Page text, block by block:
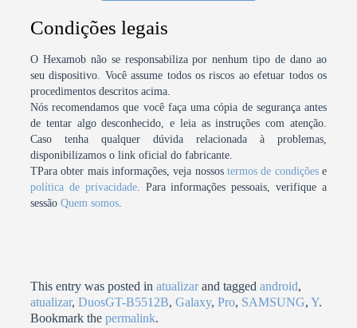
Condições legais
O Hexamob não se responsabiliza por nenhum tipo de dano ao
seu dispositivo. Você assume todos os riscos ao efetuar todos os
procedimentos descritos acima.
Nós recomendamos que você faça uma cópia de segurança antes
de tentar algo desconhecido, e leia as instruções com atenção.
Caso tenha qualquer dúvida relacionada à problemas,
disponibilizamos o link oficial do fabricante.
TPara obter mais informações, veja nossos termos de condiçõese
política de privacidade. Para informações pessoais, verifique a
sessãoQuem somos.
This entry was posted inatualizarand taggedandroid,
atualizar,DuosGT-B5512B,Galaxy,Pro, SAMSUNG,Y.
Bookmark thepermalink.